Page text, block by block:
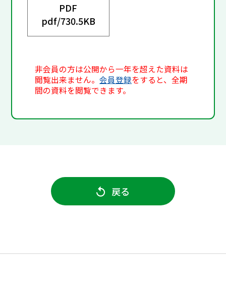
PDF
pdf/730.5KB
非会員の方は公開から一年を超えた資料は
閲覧出来ません。会員登録をすると、全期
間の資料を閲覧できます。
戻る